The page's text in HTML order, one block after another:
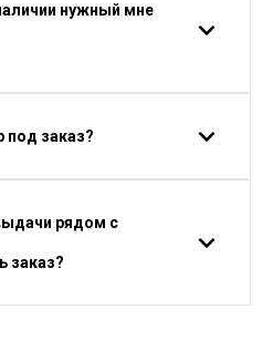
нужный мне
под заказ?
рядом с
заказ?